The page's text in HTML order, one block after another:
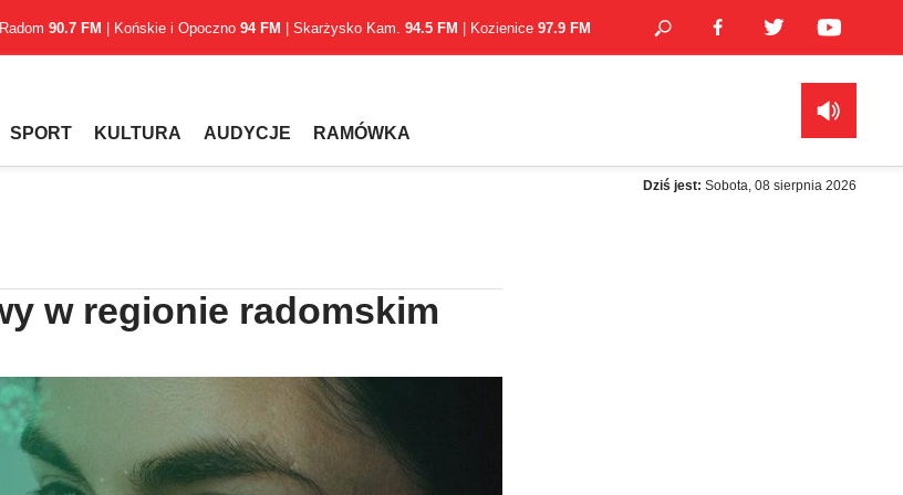
Radom 90.7 FM | Końskie i Opoczno 94 FM | Skarżysko Kam. 94.5 FM | Kozienice 97.9 FM
SPORT KULTURA AUDYCJE RAMÓWKA
Dziś jest: Sobota, 08 sierpnia 2026
w regionie radomskim